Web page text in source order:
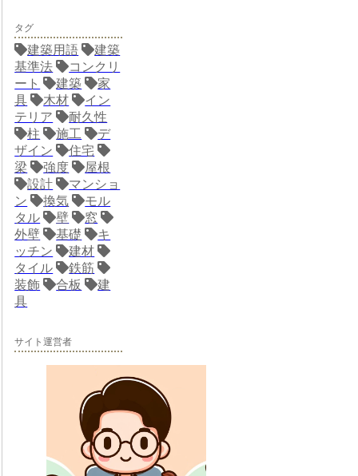
タグ
建築用語
建築
基準法
コンクリ
ート
建築
家
具
木材
イン
テリア
耐久性
柱
施工
デ
ザイン
住宅
梁
強度
屋根
設計
マンショ
ン
換気
モル
タル
壁
窓
外壁
基礎
キ
ッチン
建材
タイル
鉄筋
装飾
合板
建
具
サイト運営者